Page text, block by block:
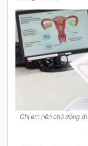
Chị em nên chủ động